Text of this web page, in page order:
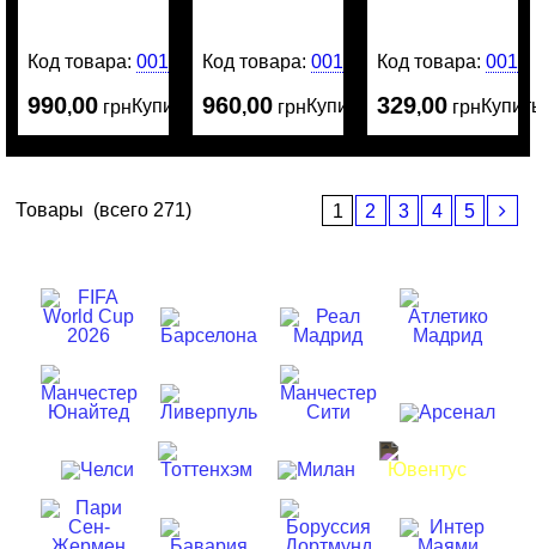
Код товара:0015802
990,00 грнКупить
Код товара:0015789
960,00 грнКупить
Код товара:
329,00 грн
Товары (всего 271) 1 2 3 4 5